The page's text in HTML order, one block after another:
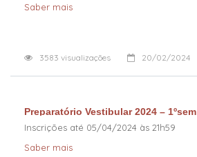
Saber mais
3583 visualizações 20/02/2024
Preparatório Vestibular 2024 – 1ºsem
Inscrições até 05/04/2024 às 21h59
Saber mais